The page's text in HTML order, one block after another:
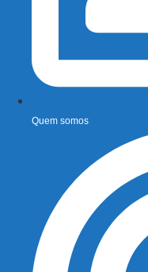
Quem somos